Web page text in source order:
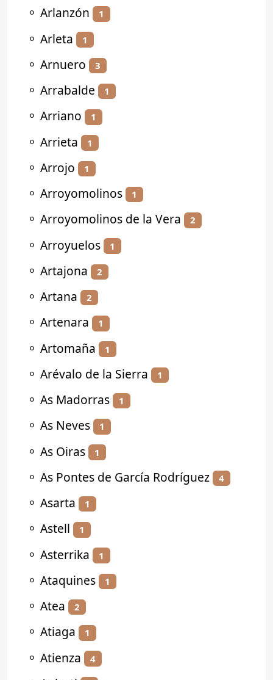
⚬ Arlanzón 1
⚬ Arleta 1
⚬ Arnuero 3
⚬ Arrabalde 1
⚬ Arriano 1
⚬ Arrieta 1
⚬ Arrojo 1
⚬ Arroyomolinos 1
⚬ Arroyomolinos de la Vera 2
⚬ Arroyuelos 1
⚬ Artajona 2
⚬ Artana 2
⚬ Artenara 1
⚬ Artomaña 1
⚬ Arévalo de la Sierra 1
⚬ As Madorras 1
⚬ As Neves 1
⚬ As Oiras 1
⚬ As Pontes de García Rodríguez 4
⚬ Asarta 1
⚬ Astell 1
⚬ Asterrika 1
⚬ Ataquines 1
⚬ Atea 2
⚬ Atiaga 1
⚬ Atienza 4